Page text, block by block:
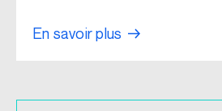
En savoir plus